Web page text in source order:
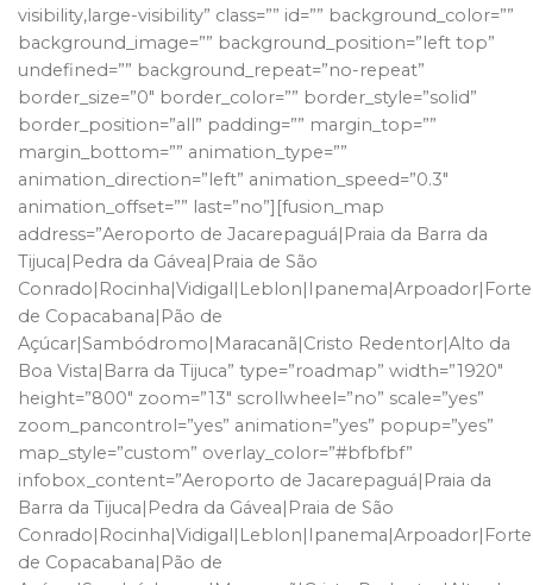
visibility,large-visibility” class=”” id=”” background_color=””
background_image=”” background_position=”left top”
undefined=”” background_repeat=”no-repeat”
border_size=”0″ border_color=”” border_style=”solid”
border_position=”all” padding=”” margin_top=””
margin_bottom=”” animation_type=””
animation_direction=”left” animation_speed=”0.3″
animation_offset=”” last=”no”][fusion_map
address=”Aeroporto de Jacarepaguá|Praia da Barra da
Tijuca|Pedra da Gávea|Praia de São
Conrado|Rocinha|Vidigal|Leblon|Ipanema|Arpoador|Forte
de Copacabana|Pão de
Açúcar|Sambódromo|Maracanã|Cristo Redentor|Alto da
Boa Vista|Barra da Tijuca” type=”roadmap” width=”1920″
height=”800″ zoom=”13″ scrollwheel=”no” scale=”yes”
zoom_pancontrol=”yes” animation=”yes” popup=”yes”
map_style=”custom” overlay_color=”#bfbfbf”
infobox_content=”Aeroporto de Jacarepaguá|Praia da
Barra da Tijuca|Pedra da Gávea|Praia de São
Conrado|Rocinha|Vidigal|Leblon|Ipanema|Arpoador|Forte
de Copacabana|Pão de